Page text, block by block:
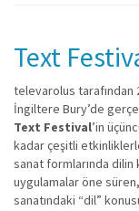
Text
televarolus tarafından
İngiltere Bury’de
Text Festival’in
kadar çeşitli
sanat formlarında dilin
uygulamalar öne
sanatındaki “dil”